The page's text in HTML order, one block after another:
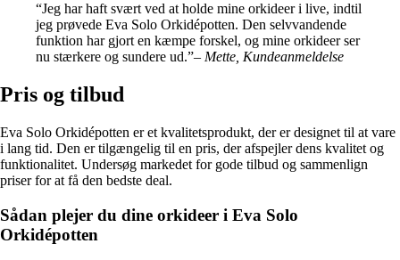
“Jeg har haft svært ved at holde mine orkideer i live, indtil
jeg prøvede Eva Solo Orkidépotten. Den selvvandende
funktion har gjort en kæmpe forskel, og mine orkideer ser
nu stærkere og sundere ud.”– Mette, Kundeanmeldelse
Pris og tilbud
Eva Solo Orkidépotten er et kvalitetsprodukt, der er designet til at vare
i lang tid. Den er tilgængelig til en pris, der afspejler dens kvalitet og
funktionalitet. Undersøg markedet for gode tilbud og sammenlign
priser for at få den bedste deal.
Sådan plejer du dine orkideer i Eva Solo
Orkidépotten